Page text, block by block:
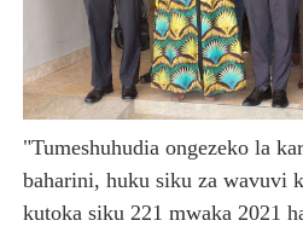
"Tumeshuhudia ongezeko la
baharini, huku siku za wavuvi
kutoka siku 221 mwaka 2021